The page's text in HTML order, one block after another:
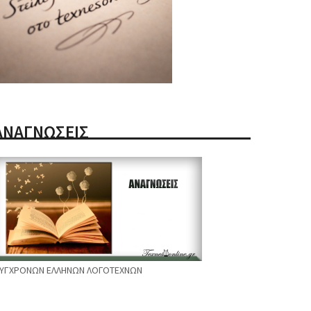
ΕΛΛΗΝΩΝ ΛΟΓΟΤΕΧΝΩΝ